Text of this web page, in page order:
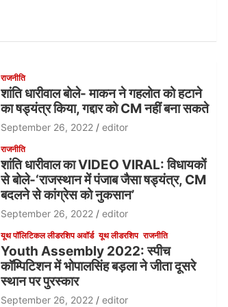
राजनीति
शांति धारीवाल बोले- माकन ने गहलोत को हटाने
का षड्यंत्र किया, गद्दार को CM नहीं बना सकते
September 26, 2022 editor
राजनीति
शांति धारीवाल का VIDEO VIRAL: विधायकों
से बोले-‘राजस्थान में पंजाब जैसा षड्यंत्र, CM
बदलने से कांग्रेस को नुकसान’
September 26, 2022 editor
यूथ पॉलिटिकल लीडरशिप अवॉर्ड यूथ लीडरशिप राजनीति
Youth Assembly 2022: स्पीच
कॉम्पिटिशन में भोपालसिंह बड़ला ने जीता दूसरे
स्थान पर पुरस्कार
September 26, 2022 editor